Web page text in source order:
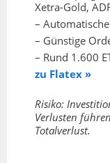
Xetra-Gold,
–
– Günstige
– Rund 1.600
zu Flatex »
Risiko:
Verlusten
Totalverlust.